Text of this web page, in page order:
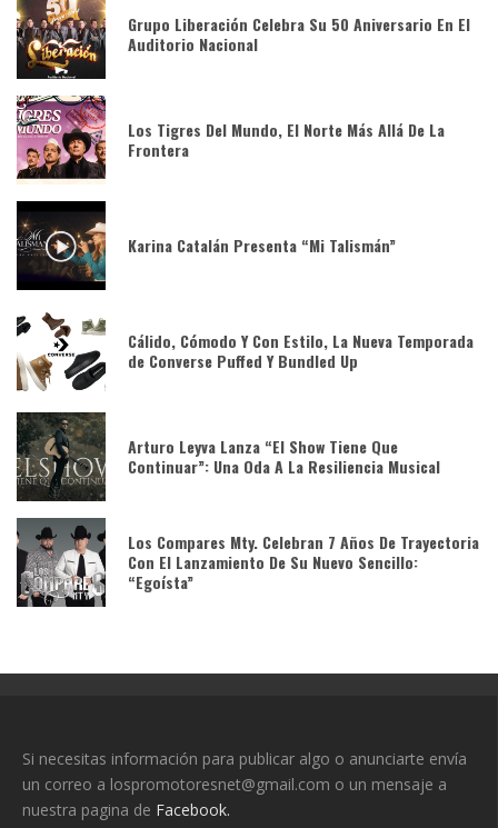
Grupo Liberación Celebra Su 50 Aniversario En El
Auditorio Nacional
Los Tigres Del Mundo, El Norte Más Allá De La
Frontera
Karina Catalán Presenta “Mi Talismán”
Cálido, Cómodo Y Con Estilo, La Nueva Temporada
de Converse Puffed Y Bundled Up
Arturo Leyva Lanza “El Show Tiene Que
Continuar”: Una Oda A La Resiliencia Musical
Los Compares Mty. Celebran 7 Años De Trayectoria
Con El Lanzamiento De Su Nuevo Sencillo:
“Egoísta”
Si necesitas información para publicar algo o anunciarte envía
un correo a lospromotoresnet@gmail.com o un mensaje a
nuestra pagina de Facebook.